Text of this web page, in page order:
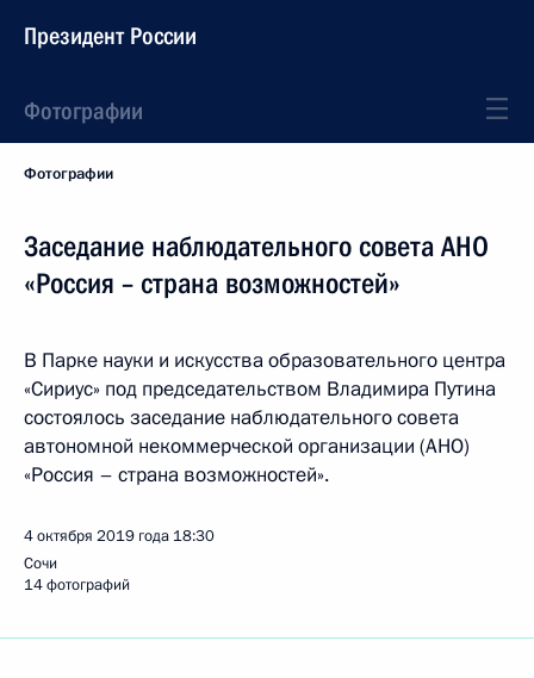
Президент России
Фотографии
Фотографии
Заседание наблюдательного совета АНО
«Россия – страна возможностей»
В Парке науки и искусства образовательного центра
«Сириус» под председательством Владимира Путина
состоялось заседание наблюдательного совета
автономной некоммерческой организации (АНО)
«Россия – страна возможностей».
4 октября 2019 года 18:30
Сочи
14 фотографий